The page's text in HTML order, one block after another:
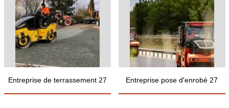
Entreprise de terrassement 27 Entreprise pose d'enrobé 27